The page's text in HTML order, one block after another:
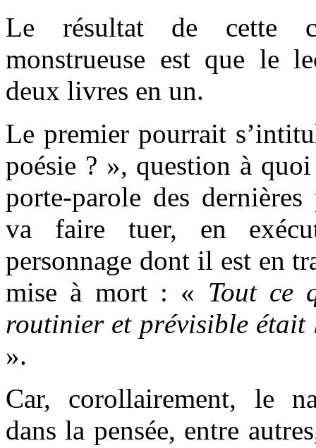
Le résultat de cette
monstrueuse est que le
deux livres en un.
Le premier pourrait
poésie ? », question à
porte-parole des
va faire tuer, en
personnage dont il est en
mise à mort : « Tout ce
routinier et prévisible était
».
Car, corollairement, le
dans la pensée, entre